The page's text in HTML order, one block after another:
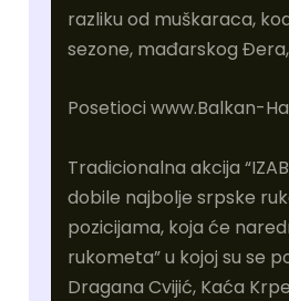
razliku od muškaraca,
sezone, mađarskog
Posetioci www.Balkan-
Tradicionalna akcija
dobile najbolje srpske
pozicijama, koja će
rukometa” u kojoj su se
Dragana Cvijić, Kaća